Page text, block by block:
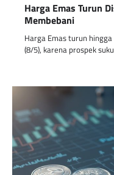
Harga Emas Turun
Membebani
Harga Emas turun
(8/5), karena prospek